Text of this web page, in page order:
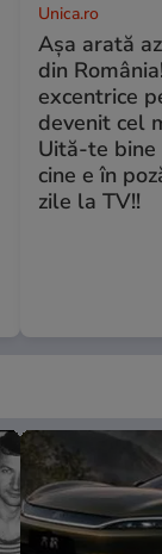
Unica.ro
Așa arată
din
excentrice
devenit cel
Uită-te bine
cine e în
zile la TV!!